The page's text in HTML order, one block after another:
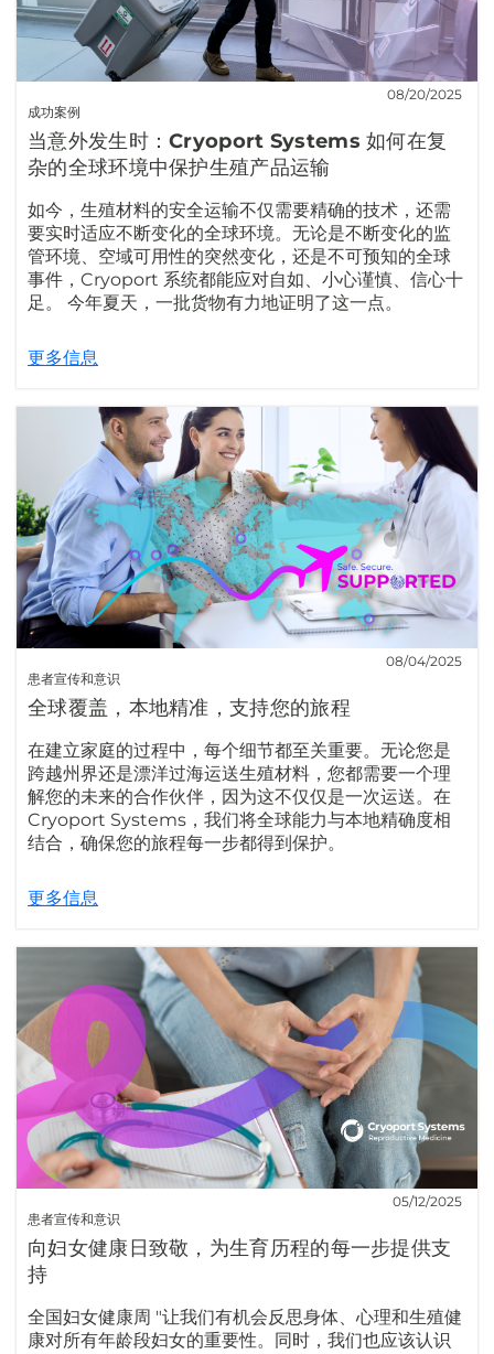
成功案例
08/20/2025
当意外发生时：Cryoport Systems 如何在复
杂的全球环境中保护生殖产品运输
如今，生殖材料的安全运输不仅需要精确的技术，还需
要实时适应不断变化的全球环境。无论是不断变化的监
管环境、空域可用性的突然变化，还是不可预知的全球
事件，Cryoport 系统都能应对自如、小心谨慎、信心十
足。 今年夏天，一批货物有力地证明了这一点。
更多信息
患者宣传和意识
08/04/2025
全球覆盖，本地精准，支持您的旅程
在建立家庭的过程中，每个细节都至关重要。无论您是
跨越州界还是漂洋过海运送生殖材料，您都需要一个理
解您的未来的合作伙伴，因为这不仅仅是一次运送。在
Cryoport Systems，我们将全球能力与本地精确度相
结合，确保您的旅程每一步都得到保护。
更多信息
患者宣传和意识
05/12/2025
向妇女健康日致敬，为生育历程的每一步提供支
持
全国妇女健康周 "让我们有机会反思身体、心理和生殖健
康对所有年龄段妇女的重要性。同时，我们也应该认识